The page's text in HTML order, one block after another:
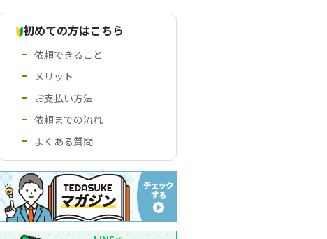
初めての方はこちら
依頼できること
メリット
お支払い方法
依頼までの流れ
よくある質問